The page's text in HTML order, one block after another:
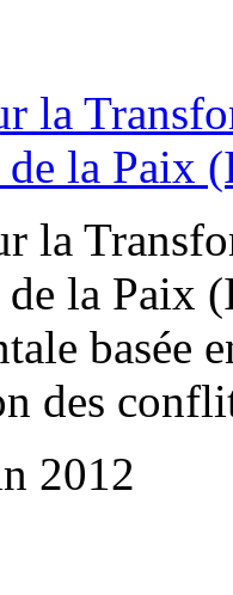
la
la Paix
la
la Paix
basée
des
2012